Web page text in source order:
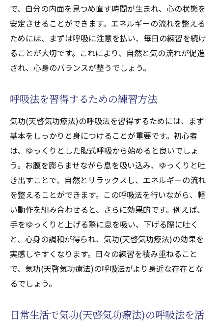
で、自分の内面を見つめ直す時間が生まれ、心の状態を
安定させることができます。エネルギーの流れを整える
ためには、まずは呼吸に注意を払い、毎日の練習を続け
ることが大切です。これにより、自然と気の流れが促進
され、心身のバランスが整うでしょう。
呼吸法を習得するための練習方法
気功(天啓気功療法)の呼吸法を習得するためには、まず
基本をしっかりと身につけることが重要です。初心者
は、ゆっくりとした腹式呼吸から始めると良いでしょ
う。お腹を膨らませながら息を吸い込み、ゆっくりと吐
き出すことで、自然とリラックスし、エネルギーの流れ
を整えることができます。この呼吸法を行いながら、軽
い動作を組み合わせると、さらに効果的です。例えば、
手をゆっくりと上げる際に息を吸い、下げる際に吐く
と、心身の調和が得られ、気功(天啓気功療法)の効果を
実感しやすくなります。日々の練習を積み重ねること
で、気功(天啓気功療法)の呼吸法がより身近な存在とな
るでしょう。
日常生活で気功(天啓気功療法)の呼吸法を活